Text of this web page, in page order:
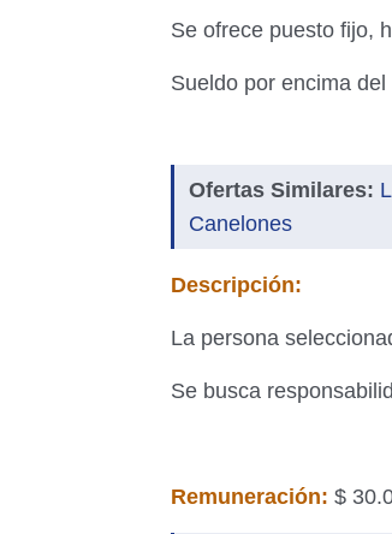
Se ofrece puesto fijo,
Sueldo por encima
Ofertas Similares:
Canelones
Descripción:
La persona
Se busca
Remuneración: $